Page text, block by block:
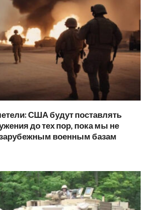
США будут поставлять
до тех пор, пока мы не
военным базам